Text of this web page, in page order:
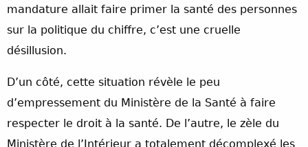
mandature allait faire primer la santé des personnes
sur la politique du chiffre, c’est une cruelle
désillusion.
D’un côté, cette situation révèle le peu
d’empressement du Ministère de la Santé à faire
respecter le droit à la santé. De l’autre, le zèle du
Ministère de l’Intérieur a totalement décomplexé les